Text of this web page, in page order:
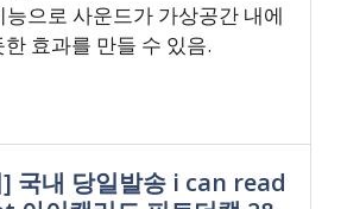
능으로 사운드가 가상공간 내에
효과를 만들 수 있음.
국내 당일발송 i can read